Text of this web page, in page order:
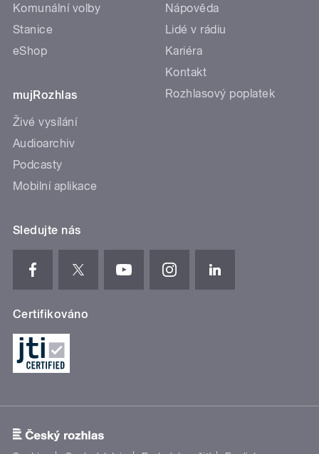
Komunální volby
Stanice
eShop
mujRozhlas
Živé vysílání
Audioarchiv
Podcasty
Mobilní aplikace
Nápověda
Lidé v rádiu
Kariéra
Kontakt
Rozhlasový poplatek
Sledujte nás
Certifikováno